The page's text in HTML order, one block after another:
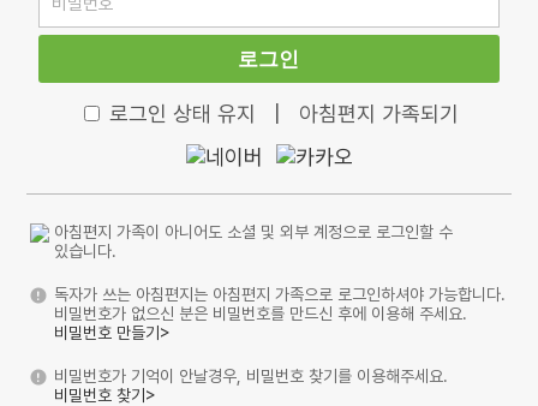
로그인
로그인 상태 유지 아침편지 가족되기
아침편지 가족이 아니어도 소셜 및 외부 계정으로 로그인할 수
있습니다.
독자가 쓰는 아침편지는 아침편지 가족으로 로그인하셔야 가능합니다.
비밀번호가 없으신 분은 비밀번호를 만드신 후에 이용해 주세요.
비밀번호 만들기>
비밀번호가 기억이 안날경우, 비밀번호 찾기를 이용해주세요.
비밀번호 찾기>